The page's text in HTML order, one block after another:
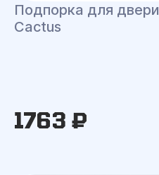
Подпорка для двери
Cactus
1763 ₽